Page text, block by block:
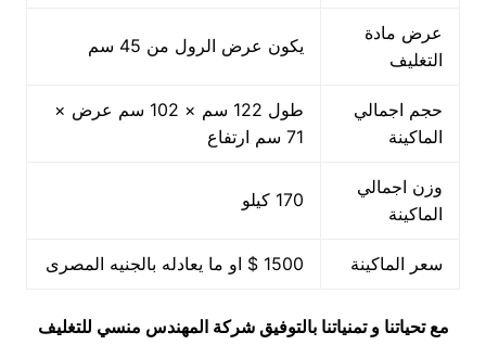
عرض مادة
التغليف
يكون عرض الرول من 45 سم
حجم اجمالي
الماكينة
طول 122 سم × 102 سم عرض ×
71 سم ارتفاع
وزن اجمالي
الماكينة
170 كيلو
سعر الماكينة 1500 $ او ما يعادله بالجنيه المصرى
مع تحياتنا و تمنياتنا بالتوفيق شركة المهندس منسي للتغليف